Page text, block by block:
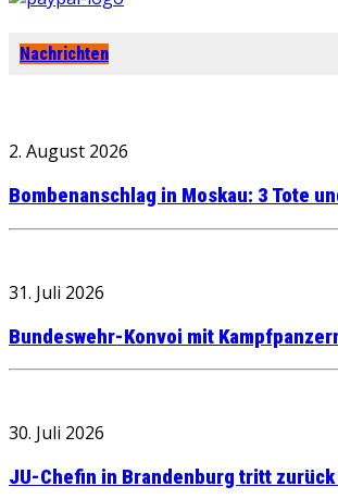
Nachrichten
2. August 2026
Bombenanschlag in Moskau: 3 Tote
31. Juli 2026
Bundeswehr-Konvoi mit
30. Juli 2026
JU-Chefin in Brandenburg tritt zurück